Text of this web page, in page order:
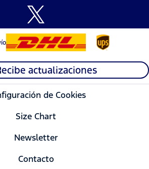
actualizaciones
de Cookies
Size Chart
Newsletter
Contacto